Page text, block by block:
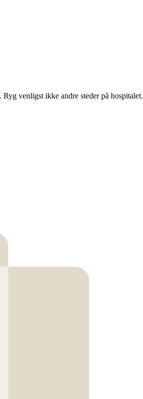
venligst ikke andre steder på hospitalet.